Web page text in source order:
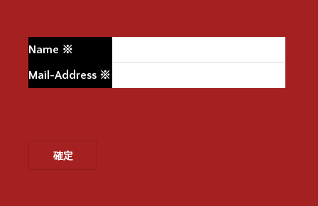
Name ※
Mail-Address ※